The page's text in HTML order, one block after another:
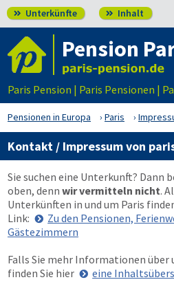
 Unterkünfte  Inhalt
Pension
Paris Pension | Paris Pensionen |
Pensionen in Europa Paris
Kontakt / Impressum von
Sie suchen eine Unterkunft? Dann
oben, denn wir vermitteln nicht.
Unterkünften in und um Paris
Link:
Zu den Pensionen,
Gästezimmern
Falls Sie mehr Informationen über
finden Sie hier
eine